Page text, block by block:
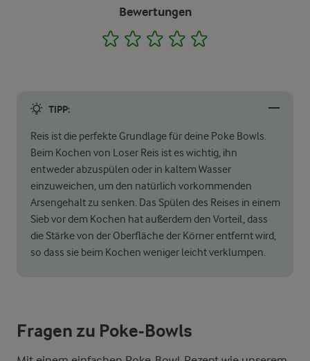
Bewertungen
1 2 3 4
TIPP:
Reis ist die perfekte Grundlage für deine Poke Bowls.
Beim Kochen von Loser Reis ist es wichtig, ihn
entweder abzuspülen oder in kaltem Wasser
einzuweichen, um den natürlich vorkommenden
Arsengehalt zu senken. Das Spülen des Reises in einem
Sieb vor dem Kochen hat außerdem den Vorteil, dass
die Stärke von der Oberfläche der Körner entfernt wird,
so dass sie beim Kochen weniger leicht verklumpen.
Fragen zu Poke-Bowls